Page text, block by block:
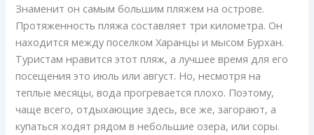
Знаменит он самым большим пляжем на острове.
Протяженность пляжа составляет три километра. Он
находится между поселком Харанцы и мысом Бурхан.
Туристам нравится этот пляж, а лучшее время для его
посещения это июль или август. Но, несмотря на
теплые месяцы, вода прогревается плохо. Поэтому,
чаще всего, отдыхающие здесь, все же, загорают, а
купаться ходят рядом в небольшие озера, или соры.